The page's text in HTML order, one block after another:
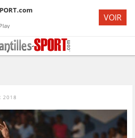
2018
VOIR